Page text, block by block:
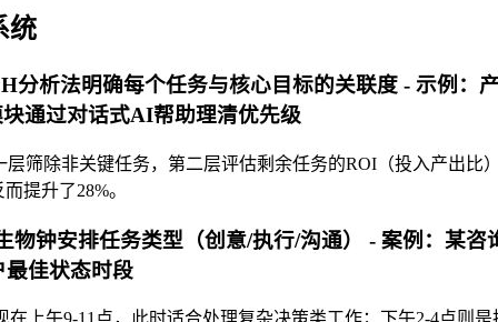
统
分析法明确每个任务与核心目标的关联度 - 示例：
通过对话式AI帮助理清优先级
筛除非关键任务，第二层评估剩余任务的ROI（投入产出
提升了28%。
物钟安排任务类型（创意/执行/沟通） - 案例：某
最佳状态时段